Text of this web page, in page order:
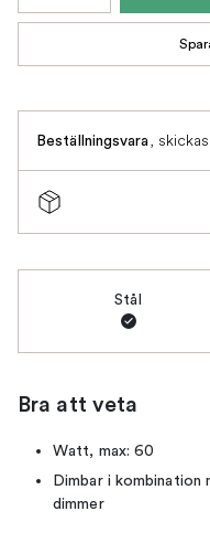
Beställningsvara,
Stål
Bra att veta
Watt, max: 60
Dimbar i kombination
dimmer